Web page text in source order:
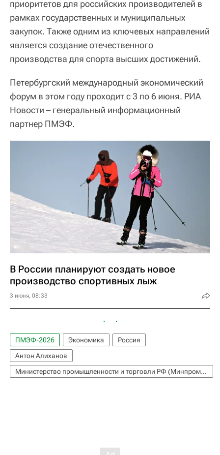
приоритетов для российских производителей в
рамках государственных и муниципальных
закупок. Также одним из ключевых направлений
является создание отечественного
производства для спорта высших достижений.
Петербургский международный экономический
форум в этом году проходит с 3 по 6 июня. РИА
Новости – генеральный информационный
партнер ПМЭФ.
В России планируют создать новое
производство спортивных лыж
3 июня, 08:33
ПМЭФ-2026 Экономика
Россия
Антон Алиханов
Министерство промышленности и торговли РФ (Минпромторг России)